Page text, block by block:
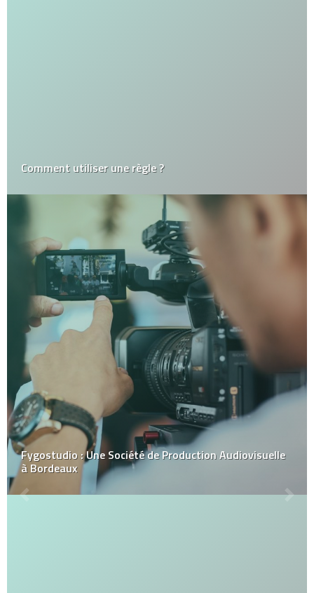
Comment utiliser une règle ?
Fygostudio : Une Société de Production Audiovisuelle
à Bordeaux